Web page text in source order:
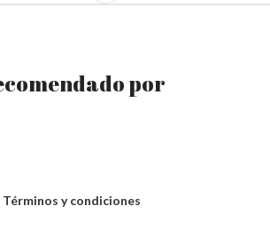
por
Términos y condiciones